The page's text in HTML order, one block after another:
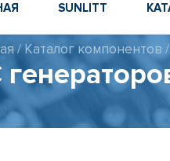
SUNLITT
/Каталог компонентов /